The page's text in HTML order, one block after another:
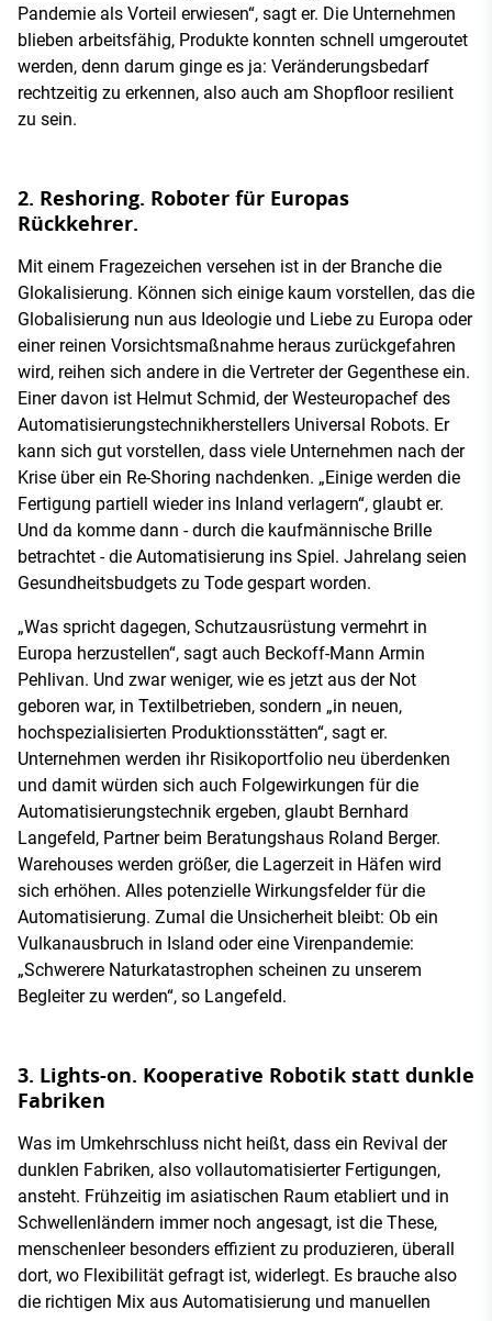
Pandemie als Vorteil erwiesen“, sagt er. Die Unternehmen
blieben arbeitsfähig, Produkte konnten schnell umgeroutet
werden, denn darum ginge es ja: Veränderungsbedarf
rechtzeitig zu erkennen, also auch am Shopfloor resilient
zu sein.
2. Reshoring. Roboter für Europas
Rückkehrer.
Mit einem Fragezeichen versehen ist in der Branche die
Glokalisierung. Können sich einige kaum vorstellen, das die
Globalisierung nun aus Ideologie und Liebe zu Europa oder
einer reinen Vorsichtsmaßnahme heraus zurückgefahren
wird, reihen sich andere in die Vertreter der Gegenthese ein.
Einer davon ist Helmut Schmid, der Westeuropachef des
Automatisierungstechnikherstellers Universal Robots. Er
kann sich gut vorstellen, dass viele Unternehmen nach der
Krise über ein Re-Shoring nachdenken. „Einige werden die
Fertigung partiell wieder ins Inland verlagern“, glaubt er.
Und da komme dann - durch die kaufmännische Brille
betrachtet - die Automatisierung ins Spiel. Jahrelang seien
Gesundheitsbudgets zu Tode gespart worden.
„Was spricht dagegen, Schutzausrüstung vermehrt in
Europa herzustellen“, sagt auch Beckoff-Mann Armin
Pehlivan. Und zwar weniger, wie es jetzt aus der Not
geboren war, in Textilbetrieben, sondern „in neuen,
hochspezialisierten Produktionsstätten“, sagt er.
Unternehmen werden ihr Risikoportfolio neu überdenken
und damit würden sich auch Folgewirkungen für die
Automatisierungstechnik ergeben, glaubt Bernhard
Langefeld, Partner beim Beratungshaus Roland Berger.
Warehouses werden größer, die Lagerzeit in Häfen wird
sich erhöhen. Alles potenzielle Wirkungsfelder für die
Automatisierung. Zumal die Unsicherheit bleibt: Ob ein
Vulkanausbruch in Island oder eine Virenpandemie:
„Schwerere Naturkatastrophen scheinen zu unserem
Begleiter zu werden“, so Langefeld.
3. Lights-on. Kooperative Robotik statt dunkle
Fabriken
Was im Umkehrschluss nicht heißt, dass ein Revival der
dunklen Fabriken, also vollautomatisierter Fertigungen,
ansteht. Frühzeitig im asiatischen Raum etabliert und in
Schwellenländern immer noch angesagt, ist die These,
menschenleer besonders effizient zu produzieren, überall
dort, wo Flexibilität gefragt ist, widerlegt. Es brauche also
die richtigen Mix aus Automatisierung und manuellen